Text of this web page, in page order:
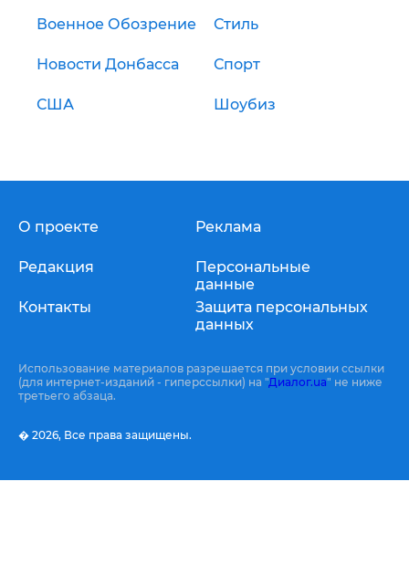
Военное Обозрение Стиль
Новости Донбасса Спорт
США Шоубиз
О проекте
Редакция
Контакты
Реклама
Персональные
данные
Защита персональных
данных
Использование материалов разрешается при условии ссылки
(для интернет-изданий - гиперссылки) на "Диалог.ua" не ниже
третьего абзаца.
� 2026, Все права защищены.